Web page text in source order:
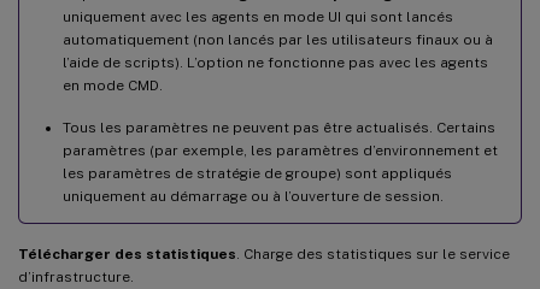
uniquement avec les agents en mode UI qui sont lancés
automatiquement (non lancés par les utilisateurs finaux ou à
l’aide de scripts). L’option ne fonctionne pas avec les agents
en mode CMD.
Tous les paramètres ne peuvent pas être actualisés. Certains
paramètres (par exemple, les paramètres d’environnement et
les paramètres de stratégie de groupe) sont appliqués
uniquement au démarrage ou à l’ouverture de session.
Télécharger des statistiques . Charge des statistiques sur le service
d’infrastructure.